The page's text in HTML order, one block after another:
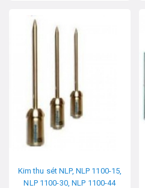
Kim thu sét NLP, NLP 1100-15,
NLP 1100-30, NLP 1100-44